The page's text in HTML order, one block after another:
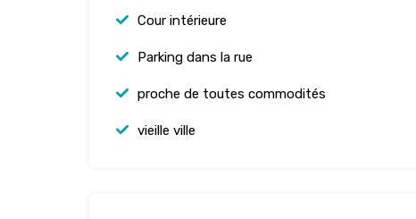
Cour intérieure
Parking dans la rue
proche de toutes commodités
vieille ville